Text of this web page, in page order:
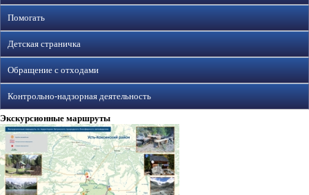
Помогать
Детская страничка
Обращение с отходами
Контрольно-надзорная деятельность
Экскурсионные маршруты